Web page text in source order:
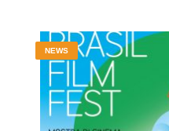
NEWS